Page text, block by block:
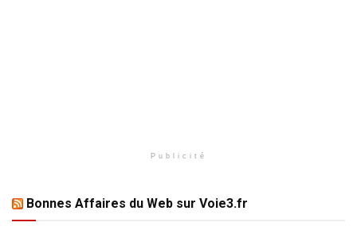
Publicité
Bonnes Affaires du Web sur Voie3.fr